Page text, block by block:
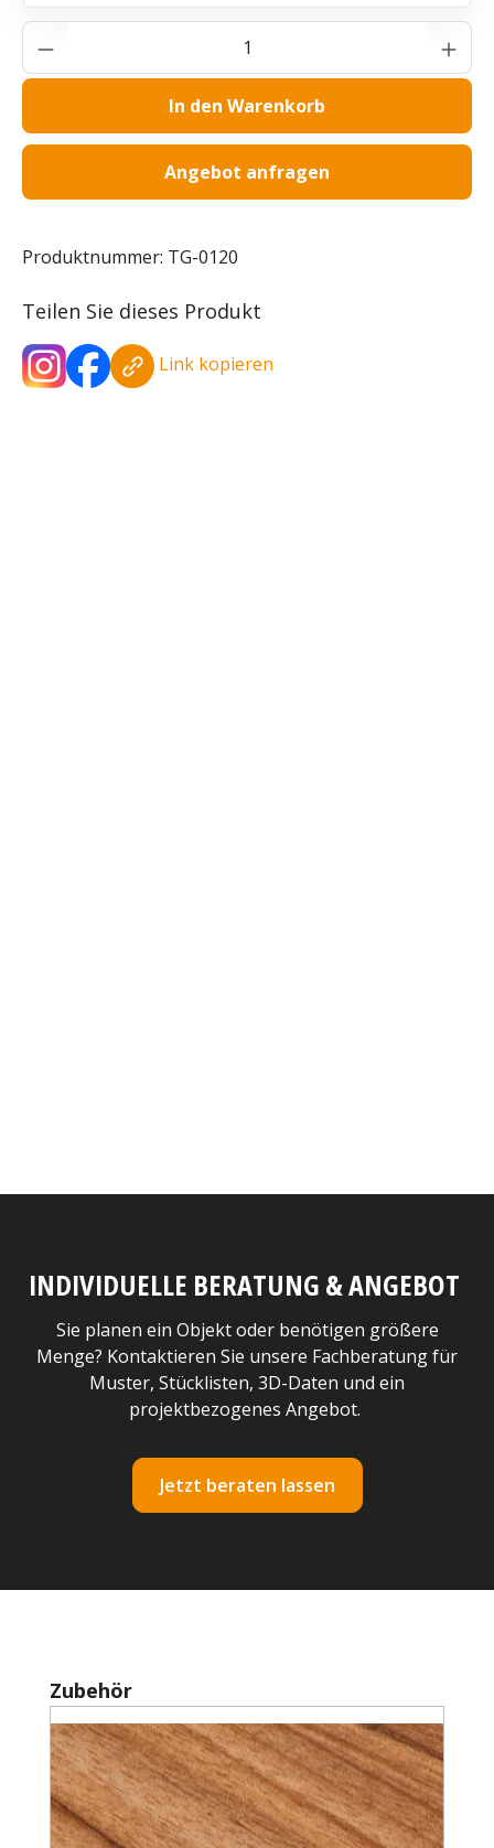
Produkt Anzahl: Gib den gewünschten
In den Warenkorb
Angebot anfragen
Produktnummer: TG-0120
Teilen Sie dieses Produkt
Link kopieren
INDIVIDUELLE BERATUNG & ANGEBOT
Sie planen ein Objekt oder benötigen größere
Menge? Kontaktieren Sie unsere Fachberatung für
Muster, Stücklisten, 3D-Daten und ein
projektbezogenes Angebot.
Jetzt beraten lassen
Produktgalerie überspringen
Zubehör